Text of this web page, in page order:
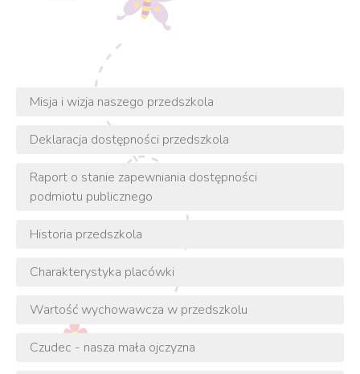
Misja i wizja naszego przedszkola
Deklaracja dostępności przedszkola
Raport o stanie zapewniania dostępności
podmiotu publicznego
Historia przedszkola
Charakterystyka placówki
Wartość wychowawcza w przedszkolu
Czudec - nasza mała ojczyzna